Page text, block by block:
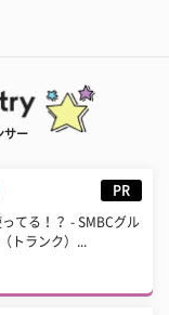
サー
PR
てる！？ - SMBCグル
トランク）...